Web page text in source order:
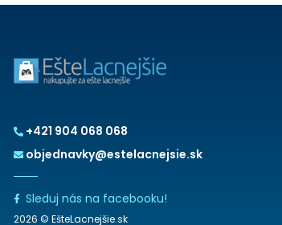
+421 904 068 068
objednavky@estelacnejsie.sk
Sleduj nás na facebooku!
2026 © EšteLacnejšie.sk